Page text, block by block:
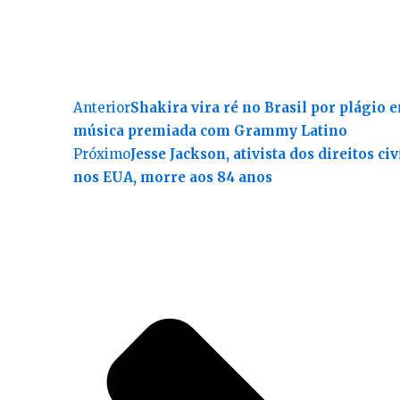
AnteriorShakira vira ré no Brasil por plágio
música premiada com Grammy Latino
PróximoJesse Jackson, ativista dos direitos
nos EUA, morre aos 84 anos